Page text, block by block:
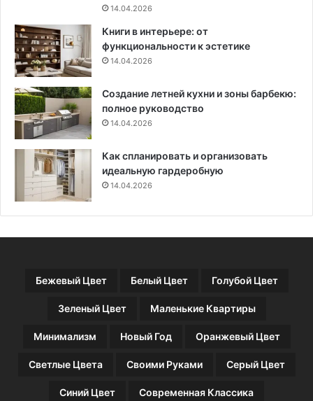
14.04.2026
Книги в интерьере: от
функциональности к эстетике
14.04.2026
Создание летней кухни и зоны барбекю:
полное руководство
14.04.2026
Как спланировать и организовать
идеальную гардеробную
14.04.2026
Бежевый Цвет Белый Цвет Голубой Цвет
Зеленый Цвет Маленькие Квартиры
Минимализм Новый Год Оранжевый Цвет
Светлые Цвета Своими Руками Серый Цвет
Синий Цвет Современная Классика